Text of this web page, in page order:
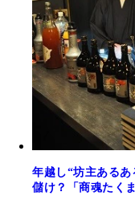
年越し“坊主ある
儲け？「商魂たく